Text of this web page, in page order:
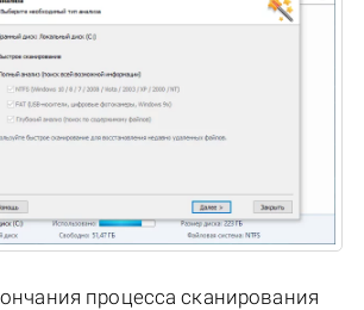
процесса сканирования